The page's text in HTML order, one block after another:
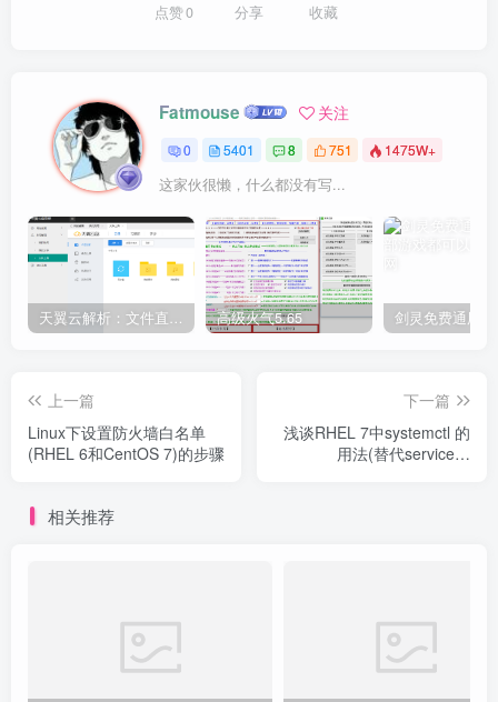
点赞0 分享 收藏
Fatmouse 关注
0 5401 8 751 1475W+
这家伙很懒，什么都没有写...
天翼云解析：文件直链获取源码 高级火气5.65
上一篇
Linux下设置防火墙白名单
(RHEL 6和CentOS 7)的步骤
下一篇
浅谈RHEL 7中systemctl 的
用法(替代service和
相关推荐